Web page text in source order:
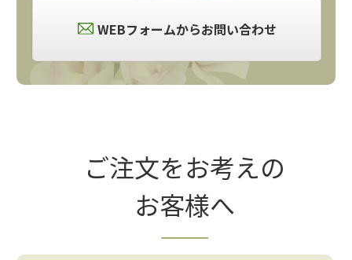
WEBフォームからお問い合わせ
ご注文をお考えの
お客様へ